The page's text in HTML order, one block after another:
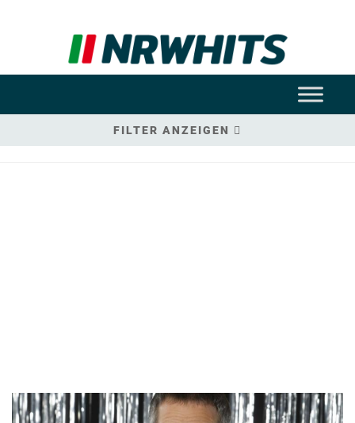
FILTER ANZEIGEN